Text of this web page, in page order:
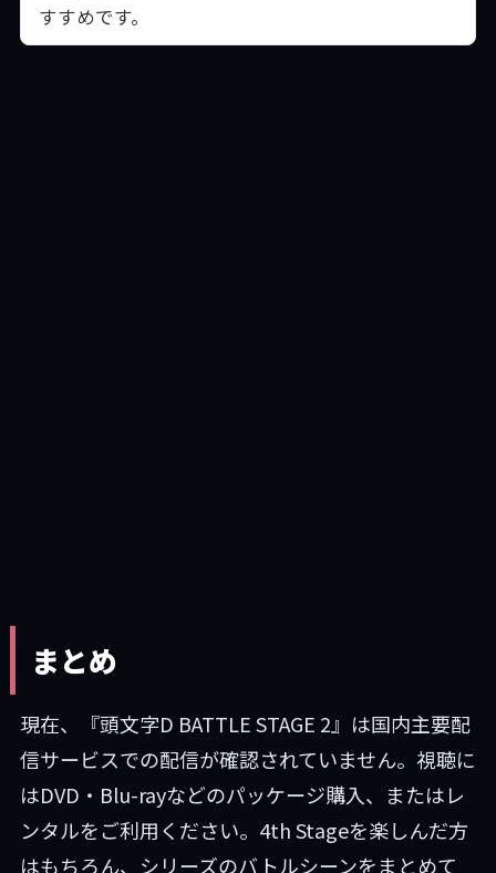
すすめです。
まとめ
現在、『頭文字D BATTLE STAGE 2』は国内主要配
信サービスでの配信が確認されていません。視聴に
はDVD・Blu-rayなどのパッケージ購入、またはレ
ンタルをご利用ください。4th Stageを楽しんだ方
はもちろん、シリーズのバトルシーンをまとめて